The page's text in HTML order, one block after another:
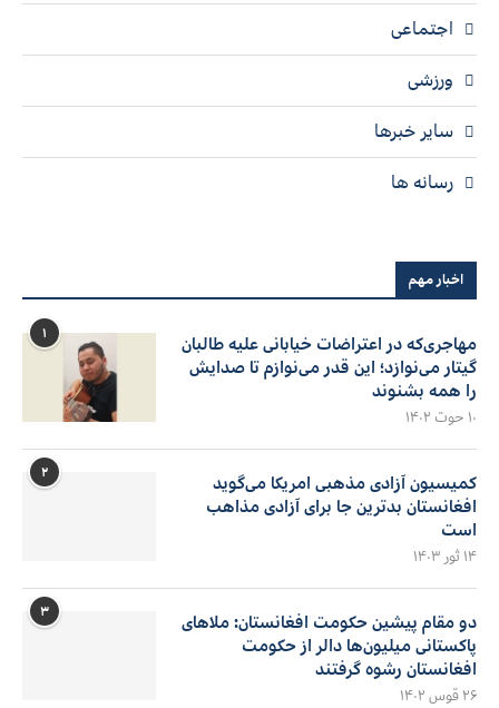
اجتماعی
ورزشی
سایر خبرها
رسانه ها
اخبار مهم
۱
مهاجری‌که در اعتراضات خیابانی علیه طالبان
گیتار می‌نوازد؛ این قدر می‌نوازم تا صدایش
را همه بشنوند
۱۰ حوت ۱۴۰۲
۲
کمیسیون آزادی مذهبی امریکا می‌گوید
افغانستان بدترین جا برای آزادی مذاهب
است
۱۴ ثور ۱۴۰۳
۳
دو مقام پیشین حکومت افغانستان: ملاهای
پاکستانی میلیون‌ها دالر از حکومت
افغانستان رشوه گرفتند
۲۶ قوس ۱۴۰۲